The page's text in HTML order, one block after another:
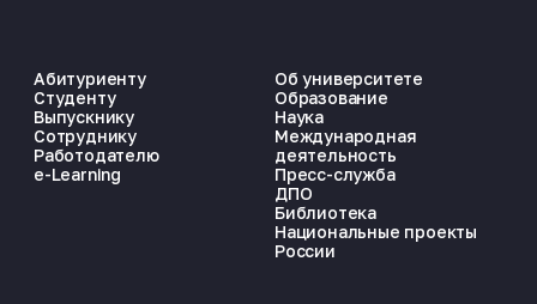
Абитуриенту
Студенту
Выпускнику
Сотруднику
Работодателю
e-Learning
Об университете
Образование
Наука
Международная
деятельность
Пресс-служба
ДПО
Библиотека
Национальные проекты
России